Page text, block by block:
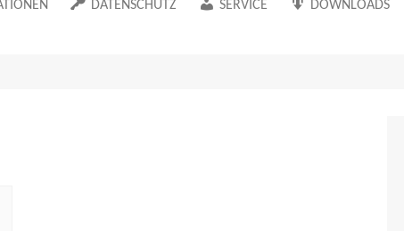
DATENSCHUTZ SERVICE DOWNLOADS